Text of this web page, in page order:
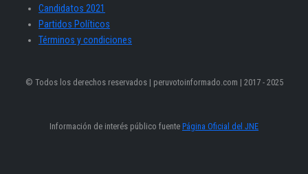
Candidatos 2021
Partidos Políticos
Términos y condiciones
© Todos los derechos reservados | peruvotoinformado.com | 2017 - 2025
Información de interés público fuente Página Oficial del JNE